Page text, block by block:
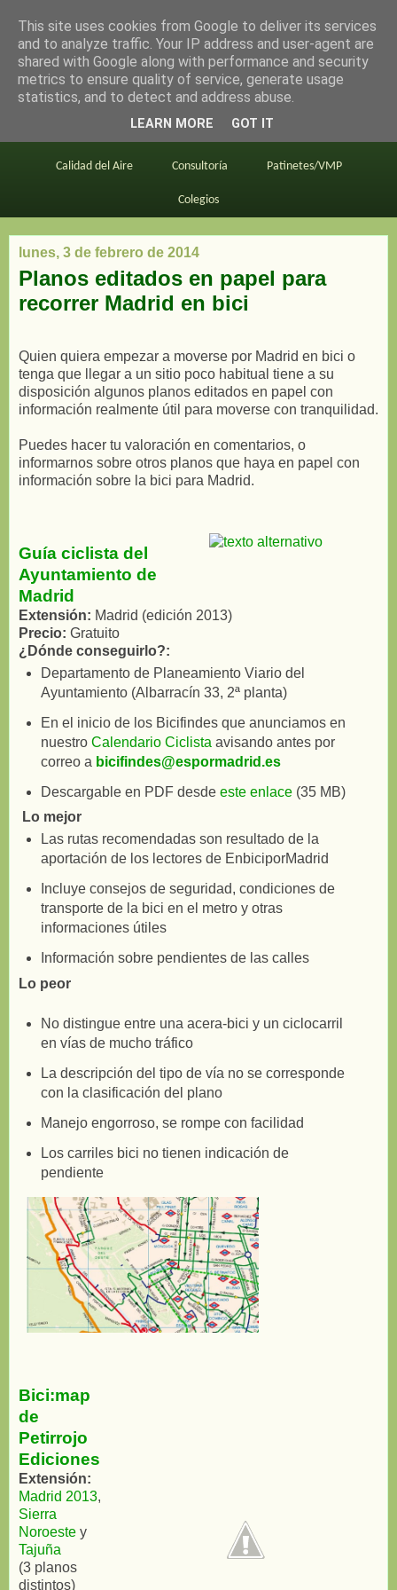
en bici por madrid
Este blog BiciMAD Primeros consejos
Calidad del Aire Consultoría Patinetes/VMP
Colegios
lunes, 3 de febrero de 2014
Planos editados en papel para
recorrer Madrid en bici
Quien quiera empezar a moverse por Madrid en bici o
tenga que llegar a un sitio poco habitual tiene a su
disposición algunos planos editados en papel con
información realmente útil para moverse con tranquilidad.
Puedes hacer tu valoración en comentarios, o
informarnos sobre otros planos que haya en papel con
información sobre la bici para Madrid.
Guía ciclista del
Ayuntamiento de
Madrid
Extensión: Madrid (edición 2013)
Precio: Gratuito
¿Dónde conseguirlo?:
Departamento de Planeamiento Viario del
Ayuntamiento (Albarracín 33, 2ª planta)
En el inicio de los Bicifindes que anunciamos en
nuestro Calendario Ciclista avisando antes por
correo a bicifindes@espormadrid.es
Descargable en PDF desde este enlace(35 MB)
Lo mejor
Las rutas recomendadas son resultado de la
aportación de los lectores de EnbiciporMadrid
Incluye consejos de seguridad, condiciones de
transporte de la bici en el metro y otras
informaciones útiles
Información sobre pendientes de las calles
Lo peor
No distingue entre una acera-bici y un ciclocarril
en vías de mucho tráfico
La descripción del tipo de vía no se corresponde
con la clasificación del plano
Manejo engorroso, se rompe con facilidad
Los carriles bici no tienen indicación de
pendiente
Bici:map
de
Petirrojo
Ediciones
Extensión:
Madrid 2013,
Sierra
Noroeste y
Tajuña
(3 planos
distintos)
This site uses cookies from Google to deliver its services
and to analyze traffic. Your IP address and user-agent are
shared with Google along with performance and security
metrics to ensure quality of service, generate usage
statistics, and to detect and address abuse.
LEARN MORE GOT IT